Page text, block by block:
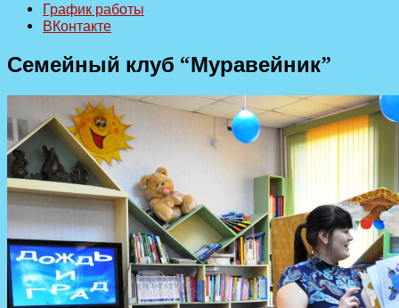
График работы
ВКонтакте
Семейный клуб “Муравейник”